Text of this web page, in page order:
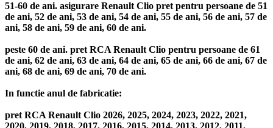
51-60 de ani. asigurare Renault Clio pret pentru persoane de 51
de ani, 52 de ani, 53 de ani, 54 de ani, 55 de ani, 56 de ani, 57 de
ani, 58 de ani, 59 de ani, 60 de ani.
peste 60 de ani. pret RCA Renault Clio pentru persoane de 61
de ani, 62 de ani, 63 de ani, 64 de ani, 65 de ani, 66 de ani, 67 de
ani, 68 de ani, 69 de ani, 70 de ani.
In functie anul de fabricatie:
pret RCA Renault Clio 2026, 2025, 2024, 2023, 2022, 2021,